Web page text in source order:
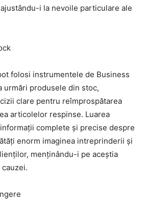
i la nevoile particulare ale
folosi instrumentele de Business
urmări produsele din stoc,
clare pentru reîmprospătarea
articolelor respinse. Luarea
complete și precise despre
enorm imaginea intreprinderii și
menținându-i pe aceștia